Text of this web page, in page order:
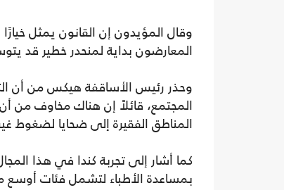
وقال المؤيدون إن القانون يمثل
المعارضون بداية لمنحدر خطير قد
وحذر رئيس الأساقفة هيكس من أن
المجتمع، قائلاً إن هناك مخاوف من
المناطق الفقيرة إلى ضحايا لضغوط غير
كما أشار إلى تجربة كندا في هذا
بمساعدة الأطباء لتشمل فئات